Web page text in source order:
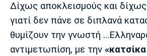
Δίχως αποκλεισμούς και
γιατί δεν πάνε σε διπλανά
θυμίζουν την γνωστή
αντιμετωπίση, με την